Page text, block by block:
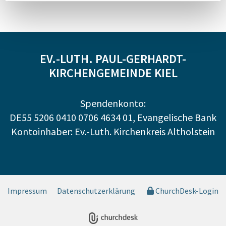
EV.-LUTH. PAUL-GERHARDT-
KIRCHENGEMEINDE KIEL
Spendenkonto:
DE55 5206 0410 0706 4634 01, Evangelische Bank
Kontoinhaber: Ev.-Luth. Kirchenkreis Altholstein
Impressum Datenschutzerklärung ChurchDesk-Login